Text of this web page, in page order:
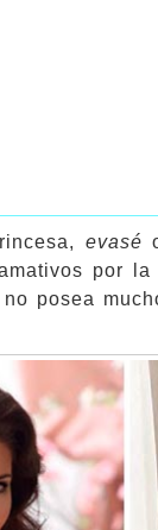
evasé
por
posea